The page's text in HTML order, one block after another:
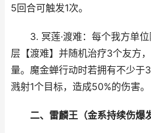
5回合可触发1次。
3. 冥莲·渡难：每个我方单位
层【渡难】并随机治疗3个友方
量。魔金蝉行动时若拥有不少于
溅射1个目标，造成50%的伤害。
二、雷麟王（金系持续伤爆